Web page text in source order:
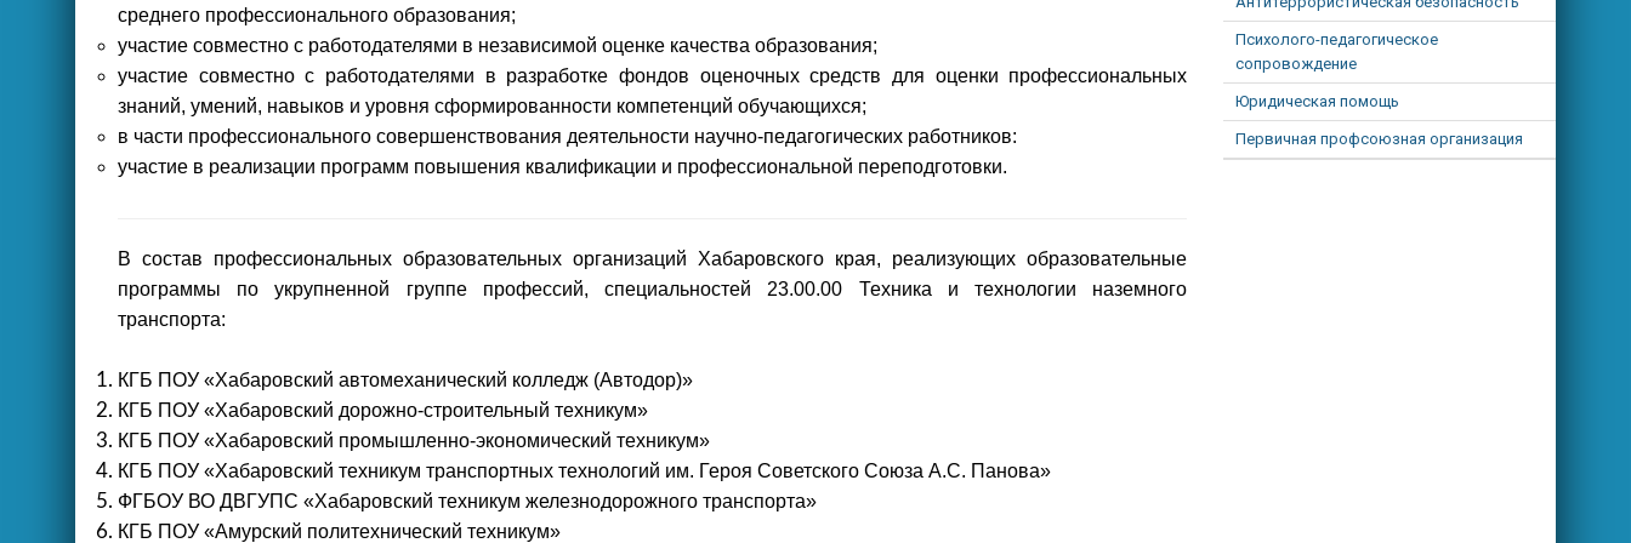
среднего профессионального образования;
участие совместно с работодателями в независимой оценке качества образования;
участие совместно с работодателями в разработке фондов оценочных средств для оценки профессиональных
знаний, умений, навыков и уровня сформированности компетенций обучающихся;
в части профессионального совершенствования деятельности научно-педагогических работников:
участие в реализации программ повышения квалификации и профессиональной переподготовки.
В состав профессиональных образовательных организаций Хабаровского края, реализующих образовательные
программы по укрупненной группе профессий, специальностей 23.00.00 Техника и технологии наземного
транспорта:
КГБ ПОУ «Хабаровский автомеханический колледж (Автодор)»
КГБ ПОУ «Хабаровский дорожно-строительный техникум»
КГБ ПОУ «Хабаровский промышленно-экономический техникум»
КГБ ПОУ «Хабаровский техникум транспортных технологий им. Героя Советского Союза А.С. Панова»
ФГБОУ ВО ДВГУПС «Хабаровский техникум железнодорожного транспорта»
КГБ ПОУ «Амурский политехнический техникум»
Психолого-педагогическое
сопровождение
Юридическая помощь
Первичная профсоюзная организация